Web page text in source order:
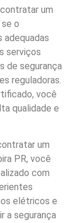
um
o
serviços
de segurança
reguladoras.
você
qualidade e
um
PR, você
com
elétricos e
a segurança